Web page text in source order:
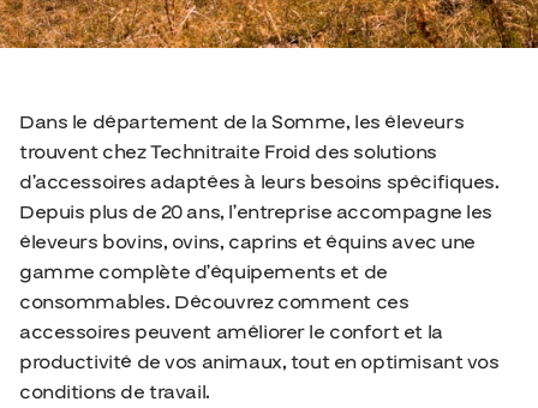
Dans le département de la Somme, les éleveurs
trouvent chez Technitraite Froid des solutions
d’accessoires adaptées à leurs besoins spécifiques.
Depuis plus de 20 ans, l’entreprise accompagne les
éleveurs bovins, ovins, caprins et équins avec une
gamme complète d’équipements et de
consommables. Découvrez comment ces
accessoires peuvent améliorer le confort et la
productivité de vos animaux, tout en optimisant vos
conditions de travail.